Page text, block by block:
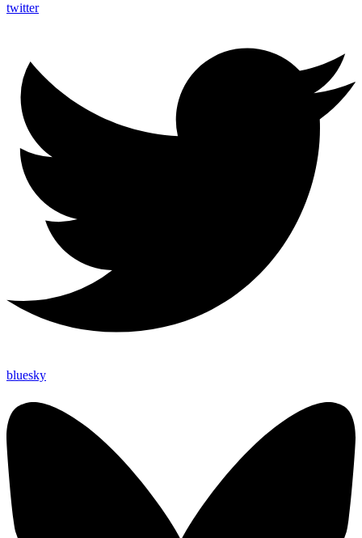
twitter
bluesky